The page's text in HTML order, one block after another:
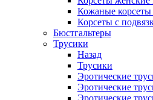
Кожаные
Корсеты с
Бюстгальтеры
Трусики
Назад
Трусики
Эротические
Эротические
Эротические